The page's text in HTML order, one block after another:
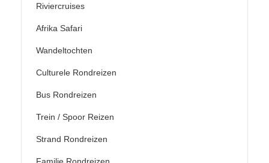
Riviercruises
Afrika Safari
Wandeltochten
Culturele Rondreizen
Bus Rondreizen
Trein / Spoor Reizen
Strand Rondreizen